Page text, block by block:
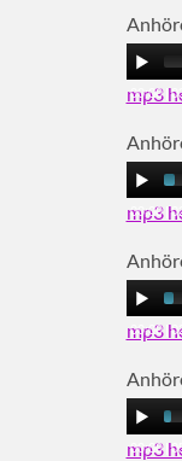
00:00
mp3
00:00
mp3
00:00
mp3
00:00
mp3